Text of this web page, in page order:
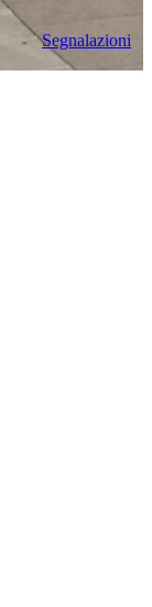
Segnalazioni